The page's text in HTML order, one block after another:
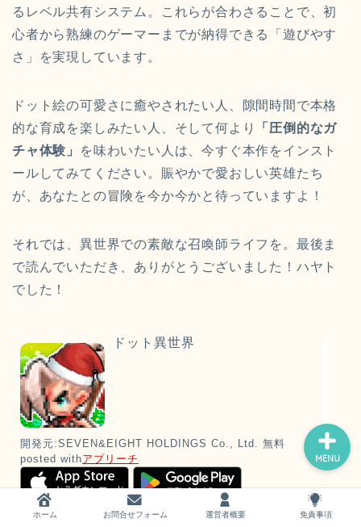
るレベル共有システム。これらが合わさることで、初
心者から熟練のゲーマーまでが納得できる「遊びやす
さ」を実現しています。
ドット絵の可愛さに癒やされたい人、隙間時間で本格
的な育成を楽しみたい人、そして何より
「圧倒的なガ
チャ体験」
を味わいたい人は、今すぐ本作をインスト
ールしてみてください。賑やかで愛おしい英雄たち
が、あなたとの冒険を今か今かと待っていますよ！
それでは、異世界での素敵な召喚師ライフを。最後ま
で読んでいただき、ありがとうございました！ハヤト
でした！
ドット異世界
開発元:SEVEN&EIGHT HOLDINGS Co., Ltd.
無料
posted withアプリーチ
ホーム お問合せフォーム 運営者概要 免責事項
MENU
ホーム